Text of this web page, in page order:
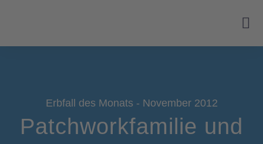
Erbfall des Monats - November 2012
Patchworkfamilie und